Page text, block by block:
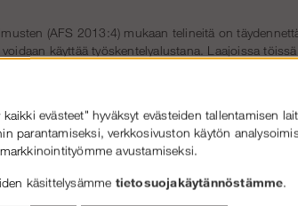
(AFS 2013:4) mukaan telineitä on
käyttää työskentelyalustana. Laajoissa
on saatavilla yllä olevista vaihtoehdoista.
pystyttää ilman erityistä lupaa. Jos telineitä
on oltava koulutettu telineasentaja.
evästeet" hyväksyt evästeiden tallentamisen
parantamiseksi, verkkosivuston käytön
markkinointityömme avustamiseksi.
käsittelysämme tietosuojakäytännöstämme.